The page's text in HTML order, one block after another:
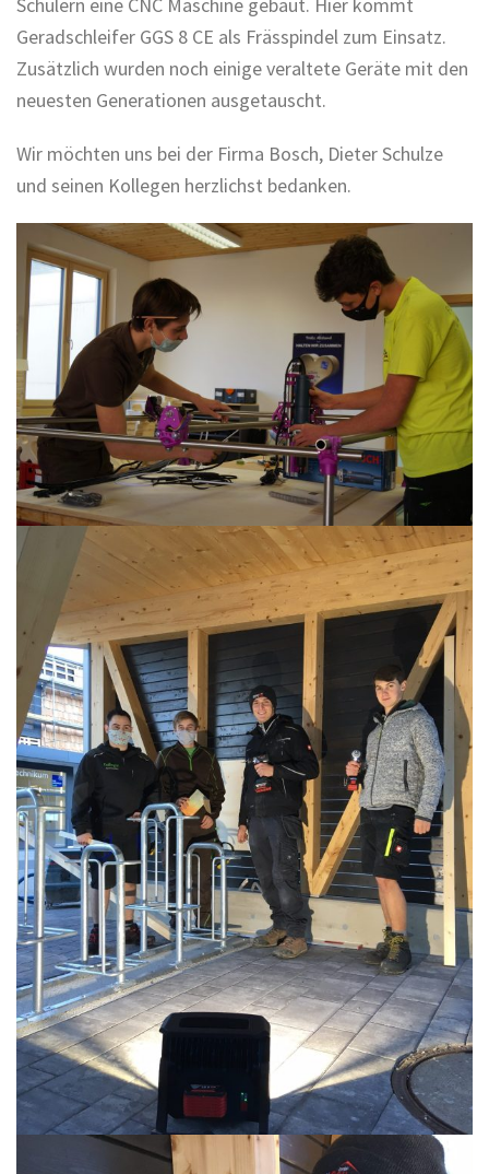
Geradschleifer GGS 8 CE als Frässpindel zum Einsatz.
Zusätzlich wurden noch einige veraltete Geräte mit den
neuesten Generationen ausgetauscht.
Wir möchten uns bei der Firma Bosch, Dieter Schulze
und seinen Kollegen herzlichst bedanken.